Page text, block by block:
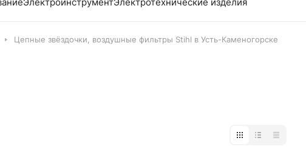
Цепные звёздочки, воздушные фильтры Stihl в Усть-Каменогорске